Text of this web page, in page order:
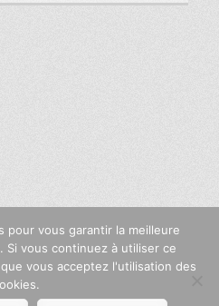
la Boiselière. All Rights Reserved.
pour vous garantir la meilleure
vous continuez à utiliser ce
vous acceptez l'utilisation des